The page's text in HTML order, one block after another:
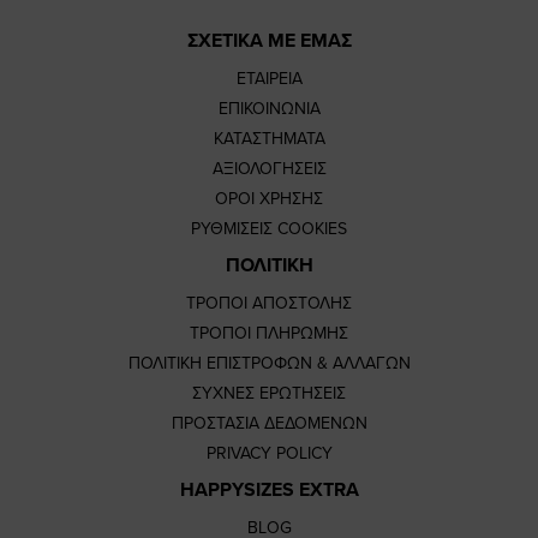
ΣΧΕΤΙΚΑ ΜΕ ΕΜΑΣ
ΕΤΑΙΡΕΙΑ
ΕΠΙΚΟΙΝΩΝΙΑ
ΚΑΤΑΣΤΗΜΑΤΑ
ΑΞΙΟΛΟΓΗΣΕΙΣ
ΟΡΟΙ ΧΡΗΣΗΣ
ΡΥΘΜΙΣΕΙΣ COOKIES
ΠΟΛΙΤΙΚΗ
ΤΡΟΠΟΙ ΑΠΟΣΤΟΛΗΣ
ΤΡΟΠΟΙ ΠΛΗΡΩΜΗΣ
ΠΟΛΙΤΙΚΗ ΕΠΙΣΤΡΟΦΩΝ & ΑΛΛΑΓΩΝ
ΣΥΧΝΕΣ ΕΡΩΤΗΣΕΙΣ
ΠΡΟΣΤΑΣΙΑ ΔΕΔΟΜΕΝΩΝ
PRIVACY POLICY
HAPPYSIZES EXTRA
BLOG